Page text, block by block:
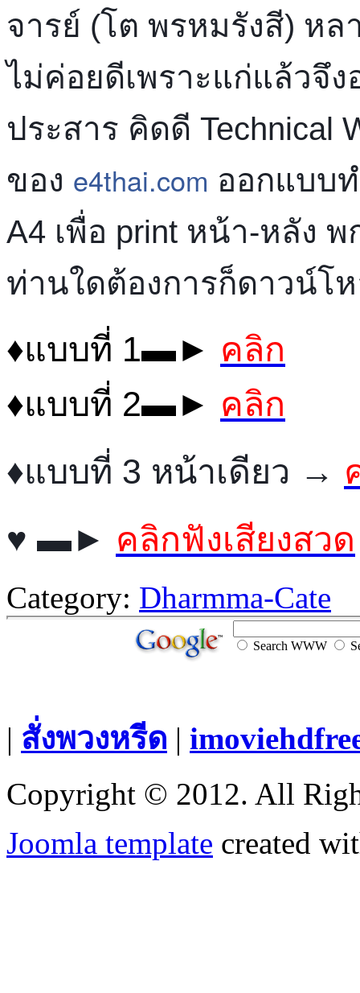
จารย์ (โต พรหมรังสี) ห
ไม่ค่อยดีเพราะแก่แล้วจึ
ประสาร คิดดี Technical
ของ e4thai.com ออกแบบ
A4 เพื่อ print หน้า-หลัง
ท่านใดต้องการก็ดาวน์โ
♦แบบที่ 1▬► คลิก
♦แบบที่ 2▬► คลิก
♦แบบที่ 3 หน้าเดียว →
♥ ▬► คลิกฟังเสียงสวด
Category: Dharmma-Cate
Search WWW
| สั่งพวงหรีด |
Copyright © 2012. All
Joomla template created